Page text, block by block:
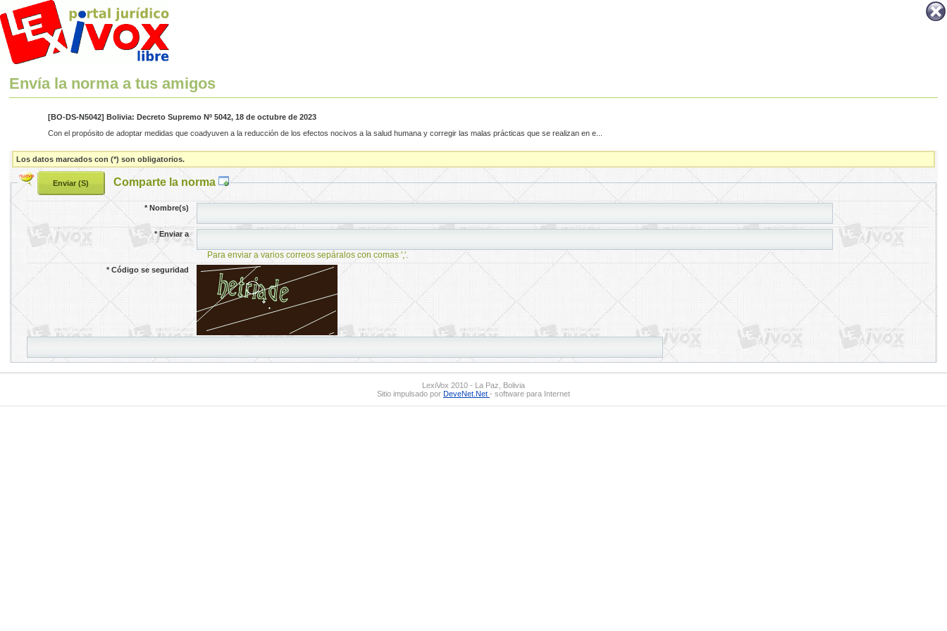
Envía la norma a tus amigos
[BO-DS-N5042] Bolivia: Decreto Supremo Nº 5042, 18 de octubre de 2023
Con el propósito de adoptar medidas que coadyuven a la reducción de los efectos nocivos a la salud humana y corregir las malas prácticas que se realizan en e...
Los datos marcados con (*) son obligatorios.
Comparte la norma
*Nombre(s)
*Enviar a
Para enviar a varios correos sepáralos con comas ','.
*Código se seguridad
LexiVox 2010 - La Paz, Bolivia
Sitio impulsado por DeveNet.Net - software para Internet